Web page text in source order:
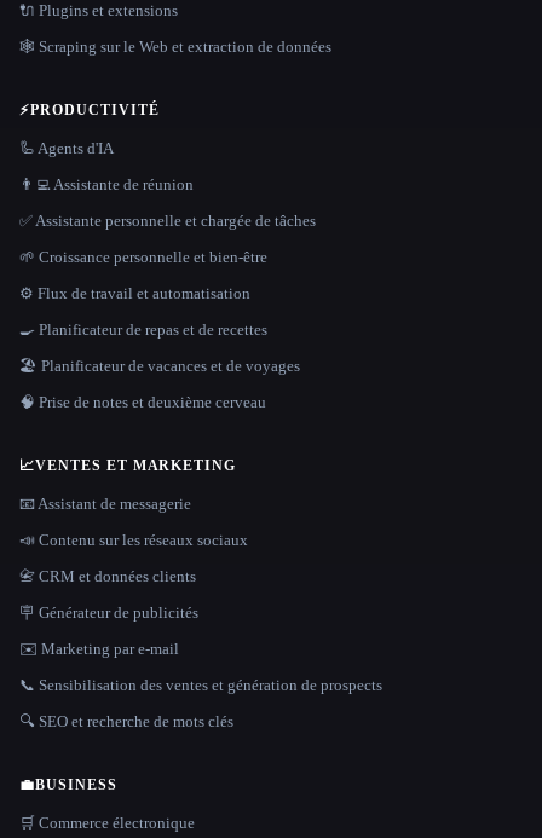
🔌 Plugins et extensions
🕸️ Scraping sur le Web et extraction de données
⚡PRODUCTIVITÉ
🦾 Agents d'IA
👨‍💻 Assistante de réunion
✅ Assistante personnelle et chargée de tâches
🌱 Croissance personnelle et bien-être
⚙️ Flux de travail et automatisation
🍳 Planificateur de repas et de recettes
🏖 Planificateur de vacances et de voyages
🧠 Prise de notes et deuxième cerveau
📈VENTES ET MARKETING
📧 Assistant de messagerie
📣 Contenu sur les réseaux sociaux
📇 CRM et données clients
🪧 Générateur de publicités
✉️ Marketing par e-mail
📞 Sensibilisation des ventes et génération de prospects
🔍 SEO et recherche de mots clés
💼BUSINESS
🛒 Commerce électronique